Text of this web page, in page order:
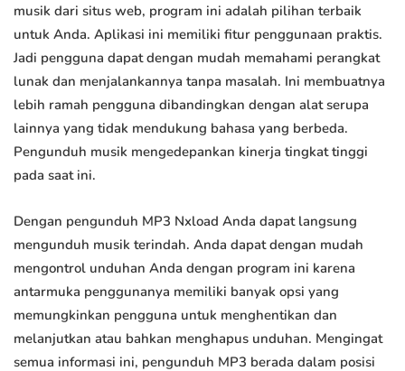
musik dari situs web, program ini adalah pilihan terbaik
untuk Anda. Aplikasi ini memiliki fitur penggunaan praktis.
Jadi pengguna dapat dengan mudah memahami perangkat
lunak dan menjalankannya tanpa masalah. Ini membuatnya
lebih ramah pengguna dibandingkan dengan alat serupa
lainnya yang tidak mendukung bahasa yang berbeda.
Pengunduh musik mengedepankan kinerja tingkat tinggi
pada saat ini.
Dengan pengunduh MP3 Nxload Anda dapat langsung
mengunduh musik terindah. Anda dapat dengan mudah
mengontrol unduhan Anda dengan program ini karena
antarmuka penggunanya memiliki banyak opsi yang
memungkinkan pengguna untuk menghentikan dan
melanjutkan atau bahkan menghapus unduhan. Mengingat
semua informasi ini, pengunduh MP3 berada dalam posisi